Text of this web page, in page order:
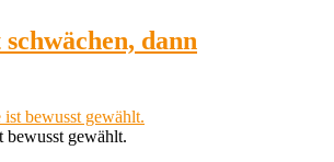
dann
bewusst gewählt.